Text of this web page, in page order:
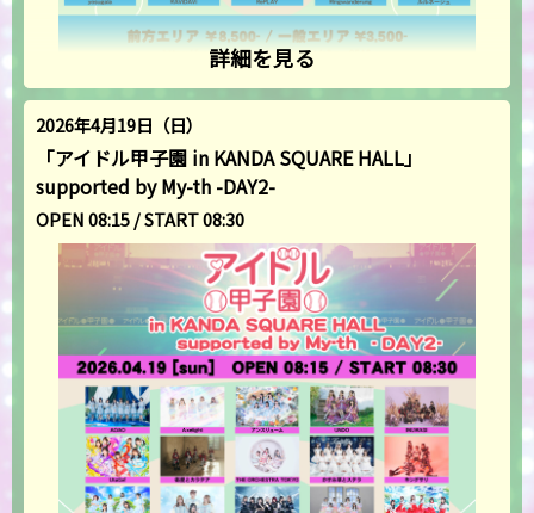
詳細を見る
2026年4月19日（日）
「アイドル甲子園 in KANDA SQUARE HALL」
supported by My-th -DAY2-
OPEN 08:15 / START 08:30